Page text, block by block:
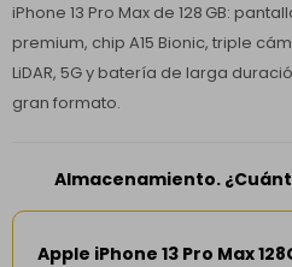
iPhone 13 Pro Max de 128 GB:
premium, chip A15 Bionic, triple
LiDAR, 5G y batería de larga
gran formato.
Almacenamiento.
Apple iPhone 13 Pro Max